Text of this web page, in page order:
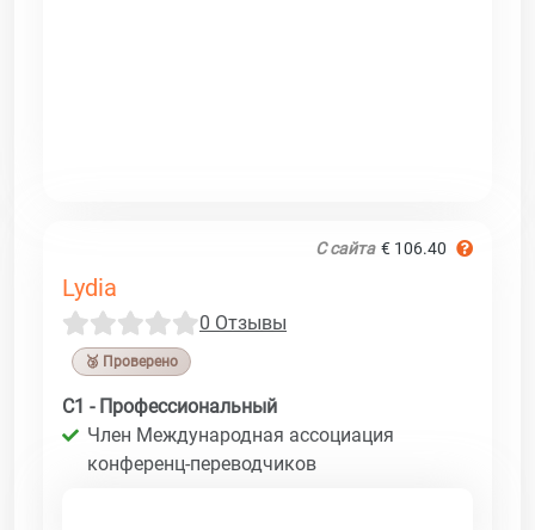
С сайта € 106.40
Lydia
0 Отзывы
🥉 Проверено
C1 - Профессиональный
Член Международная ассоциация
конференц-переводчиков